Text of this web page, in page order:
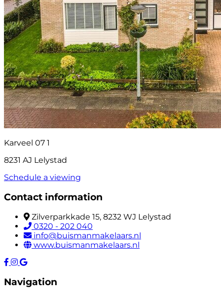
Karveel 07 1
8231 AJ Lelystad
Schedule a viewing
Contact information
Zilverparkkade 15, 8232 WJ Lelystad
0320 - 202 040
info@buismanmakelaars.nl
www.buismanmakelaars.nl
Navigation